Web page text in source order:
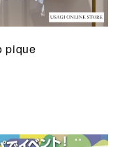
pique